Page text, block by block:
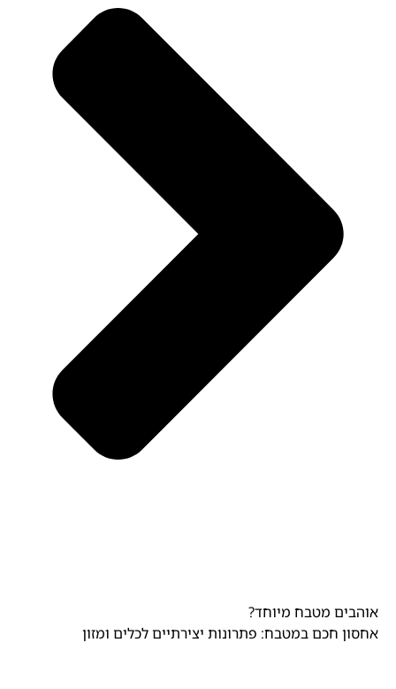
אוהבים מטבח מיוחד?
אחסון חכם במטבח: פתרונות יצירתיים לכלים ומזון